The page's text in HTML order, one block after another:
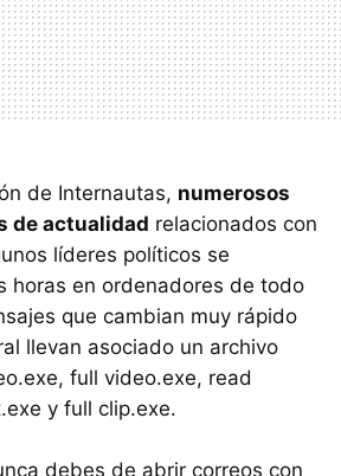
de Internautas, numerosos
de actualidad relacionados con
líderes políticos se
horas en ordenadores de todo
que cambian muy rápido
llevan asociado un archivo
full video.exe, read
y full clip.exe.
debes de abrir correos con